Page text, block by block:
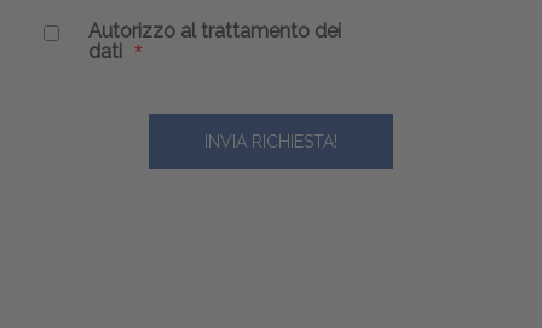
Autorizzo al trattamento dei
dati